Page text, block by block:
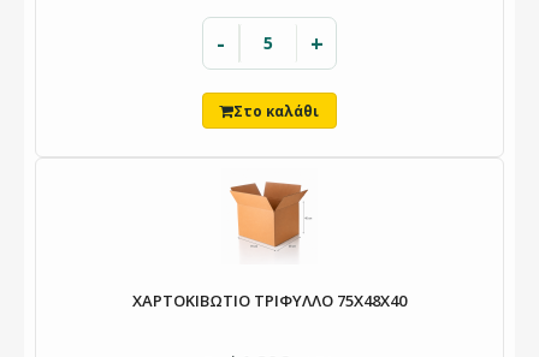
- +
ΧΑΡΤΟΚΙΒΩΤΙΟ ΤΡΙΦΥΛΛΟ 75X48X40